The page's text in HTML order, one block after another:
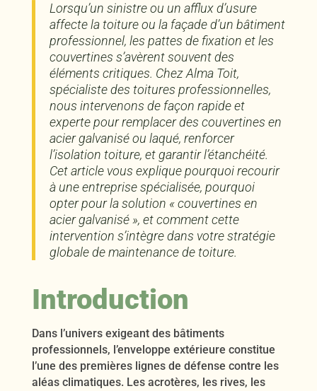
Lorsqu’un sinistre ou un afflux d’usure
affecte la toiture ou la façade d’un bâtiment
professionnel, les pattes de fixation et les
couvertines s’avèrent souvent des
éléments critiques. Chez Alma Toit,
spécialiste des toitures professionnelles,
nous intervenons de façon rapide et
experte pour remplacer des couvertines en
acier galvanisé ou laqué, renforcer
l’isolation toiture, et garantir l’étanchéité.
Cet article vous explique pourquoi recourir
à une entreprise spécialisée, pourquoi
opter pour la solution « couvertines en
acier galvanisé », et comment cette
intervention s’intègre dans votre stratégie
globale de maintenance de toiture.
Introduction
Dans l’univers exigeant des bâtiments
professionnels, l’enveloppe extérieure constitue
l’une des premières lignes de défense contre les
aléas climatiques. Les acrotères, les rives, les